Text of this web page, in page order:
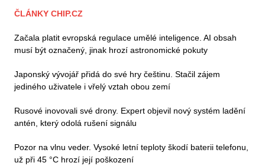
ČLÁNKY CHIP.CZ
Začala platit evropská regulace umělé inteligence. AI obsah
musí být označený, jinak hrozí astronomické pokuty
Japonský vývojář přidá do své hry češtinu. Stačil zájem
jediného uživatele i vřelý vztah obou zemí
Rusové inovovali své drony. Expert objevil nový systém ladění
antén, který odolá rušení signálu
Pozor na vlnu veder. Vysoké letní teploty škodí baterii telefonu,
už při 45 °C hrozí její poškození